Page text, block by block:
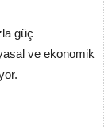
güç
ve ekonomik